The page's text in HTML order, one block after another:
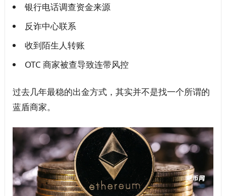
银行电话调查资金来源
反诈中心联系
收到陌生人转账
OTC 商家被查导致连带风控
过去几年最稳的出金方式，其实并不是找一个所谓的
蓝盾商家。